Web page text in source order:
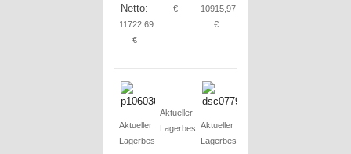
Netto:
11722,69
€
€
10915,97
€
Aktueller
Lagerbestand
Aktueller
LagerbestandAktueller
Lagerbestand